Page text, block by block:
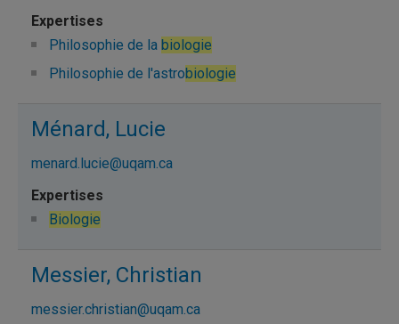
Philosophie de la biologie
Philosophie de l'astrobiologie
Ménard, Lucie
menard.lucie@uqam.ca
Biologie
Messier, Christian
messier.christian@uqam.ca